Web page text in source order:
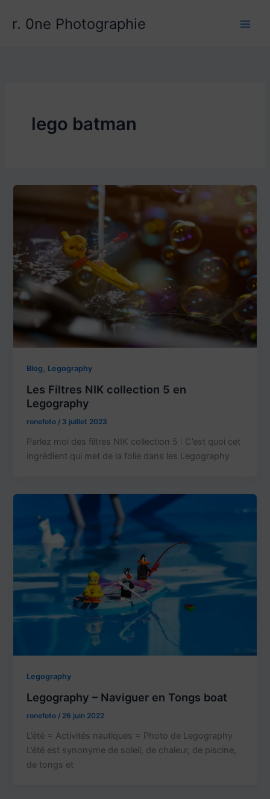
r. 0ne Photographie
lego batman
Blog , Legography
Les Filtres NIK collection 5 en
Legography
ronefoto/ 3 juillet 2023
Parlez moi des filtres NIK collection 5 : C’est quoi cet
ingrédient qui met de la folie dans les Legography
Legography
Legography – Naviguer en Tongs boat
ronefoto/ 26 juin 2022
L’été = Activités nautiques = Photo de Legography
L’été est synonyme de soleil, de chaleur, de piscine,
de tongs et